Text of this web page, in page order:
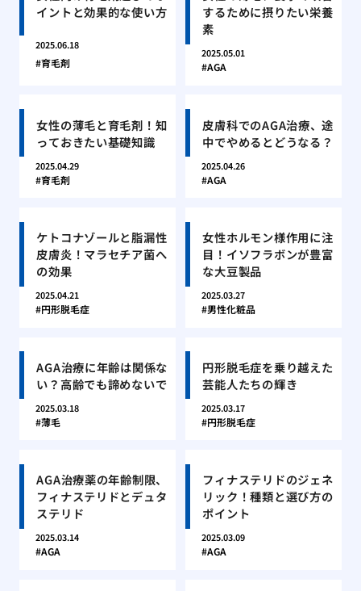
イントと効果的な使い方
2025.06.18
育毛剤
するために摂りたい栄養
素
2025.05.01
AGA
女性の薄毛と育毛剤！知
っておきたい基礎知識
2025.04.29
育毛剤
皮膚科でのAGA治療、途
中でやめるとどうなる？
2025.04.26
AGA
ケトコナゾールと脂漏性
皮膚炎！マラセチア菌へ
の効果
2025.04.21
円形脱毛症
女性ホルモン様作用に注
目！イソフラボンが豊富
な大豆製品
2025.03.27
男性化粧品
AGA治療に年齢は関係な
い？高齢でも諦めないで
2025.03.18
薄毛
円形脱毛症を乗り越えた
芸能人たちの輝き
2025.03.17
円形脱毛症
AGA治療薬の年齢制限、
フィナステリドとデュタ
ステリド
2025.03.14
AGA
フィナステリドのジェネ
リック！種類と選び方の
ポイント
2025.03.09
AGA